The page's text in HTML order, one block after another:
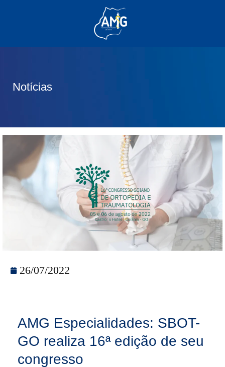
Notícias
26/07/2022
AMG Especialidades: SBOT-
GO realiza 16ª edição de seu
congresso